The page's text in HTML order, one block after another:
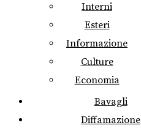
Interni
Esteri
Informazione
Culture
Economia
Bavagli
Diffamazione